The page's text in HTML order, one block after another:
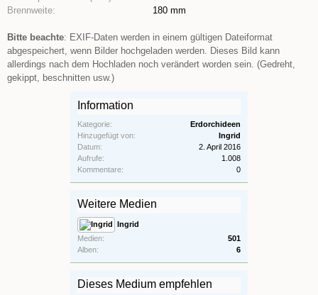
Brennweite:
180 mm
Bitte beachte: EXIF-Daten werden in einem gültigen Dateiformat
abgespeichert, wenn Bilder hochgeladen werden. Dieses Bild kann
allerdings nach dem Hochladen noch verändert worden sein. (Gedreht,
gekippt, beschnitten usw.)
Information
Kategorie:
Erdorchideen
Hinzugefügt von:
Ingrid
Datum:
2. April 2016
Aufrufe:
1.008
Kommentare:
0
Weitere Medien
Ingrid
Medien:
501
Alben:
6
Dieses Medium empfehlen